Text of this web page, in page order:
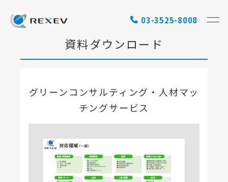
03-3525-8008
資料ダウンロード
グリーンコンサルティング・人材マッ
チングサービス